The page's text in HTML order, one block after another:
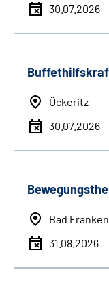
30.07.2026
Ückeritz
30.07.2026
Bad
31.08.2026